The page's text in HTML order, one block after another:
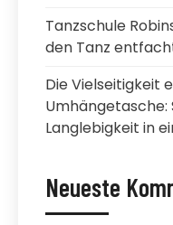
Tanzschule
den Tanz
Die Vielseitigkeit
Umhängetasche:
Langlebigkeit in
Neueste